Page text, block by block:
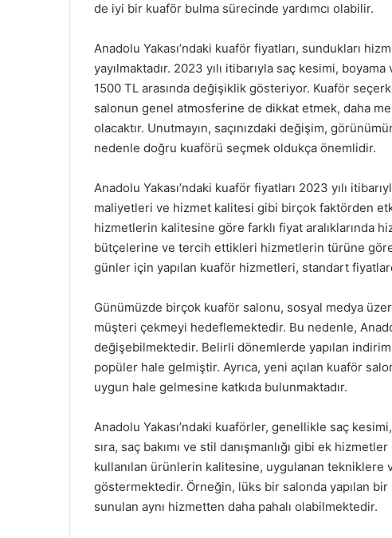
de iyi bir kuaför bulma sürecinde yardımcı olabilir.
Anadolu Yakası’ndaki kuaför fiyatları, sundukları
yayılmaktadır. 2023 yılı itibarıyla saç kesimi,
1500 TL arasında değişiklik gösteriyor. Kuaför
salonun genel atmosferine de dikkat etmek, daha
olacaktır. Unutmayın, saçınızdaki değişim,
nedenle doğru kuaförü seçmek oldukça önemlidir.
Anadolu Yakası’ndaki kuaför fiyatları 2023 yılı
maliyetleri ve hizmet kalitesi gibi birçok faktörden
hizmetlerin kalitesine göre farklı fiyat aralıklarında
bütçelerine ve tercih ettikleri hizmetlerin türüne göre
günler için yapılan kuaför hizmetleri, standart
Günümüzde birçok kuaför salonu, sosyal medya
müşteri çekmeyi hedeflemektedir. Bu nedenle,
değişebilmektedir. Belirli dönemlerde yapılan
popüler hale gelmiştir. Ayrıca, yeni açılan kuaför
uygun hale gelmesine katkıda bulunmaktadır.
Anadolu Yakası’ndaki kuaförler, genellikle saç
sıra, saç bakımı ve stil danışmanlığı gibi ek
kullanılan ürünlerin kalitesine, uygulanan
göstermektedir. Örneğin, lüks bir salonda yapılan bir
sunulan aynı hizmetten daha pahalı olabilmektedir.